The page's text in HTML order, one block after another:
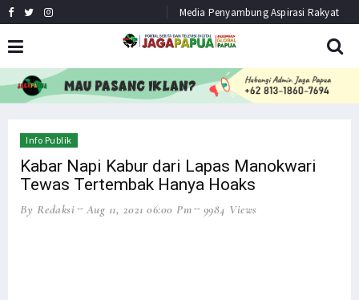
Media Penyambung Aspirasi Rakyat
HEADLINENEWS
Info Publik
Kabar Napi Kabur dari Lapas Manokwari
Tewas Tertembak Hanya Hoaks
By Redaksi Aug 11, 2021 06:00 Pm 9984 Views